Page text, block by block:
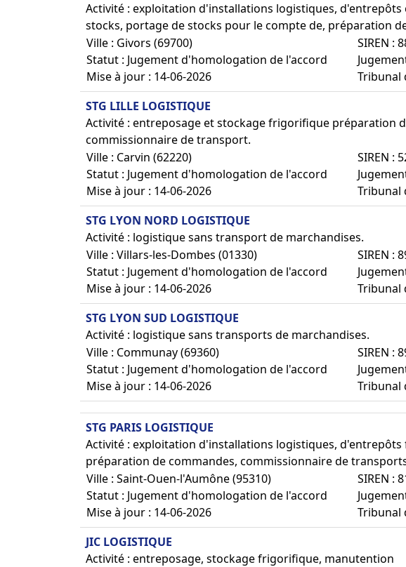
Activité : exploitation d'installations logistiques, d'entrepôts
stocks, portage de stocks pour le compte de, préparation
Ville : Givors (69700)
Statut : Jugement d'homologation de l'accord
Mise à jour : 14-06-2026
SIREN :
Tribunal
STG LILLE LOGISTIQUE
Activité : entreposage et stockage frigorifique préparation
commissionnaire de transport.
Ville : Carvin (62220)
Statut : Jugement d'homologation de l'accord
Mise à jour : 14-06-2026
SIREN :
Tribunal
STG LYON NORD LOGISTIQUE
Activité : logistique sans transport de marchandises.
Ville : Villars-les-Dombes (01330)
Statut : Jugement d'homologation de l'accord
Mise à jour : 14-06-2026
SIREN :
Tribunal
STG LYON SUD LOGISTIQUE
Activité : logistique sans transports de marchandises.
Ville : Communay (69360)
Statut : Jugement d'homologation de l'accord
Mise à jour : 14-06-2026
SIREN :
Tribunal
STG PARIS LOGISTIQUE
Activité : exploitation d'installations logistiques,
préparation de commandes, commissionnaire de
Ville : Saint-Ouen-l'Aumône (95310)
Statut : Jugement d'homologation de l'accord
Mise à jour : 14-06-2026
SIREN :
Tribunal
JIC LOGISTIQUE
Activité : entreposage, stockage frigorifique, manutention